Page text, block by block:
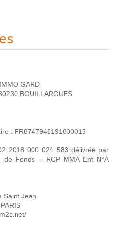
GARD
BOUILLARGUES
: FR8747945191600015
2018 000 024 583 délivrée par
de Fonds – RCP MMA Ent N°A
Saint Jean